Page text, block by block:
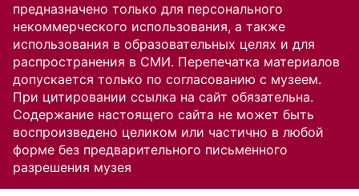
предназначено только для персонального
некоммерческого использования, а также
использования в образовательных целях и для
распространения в СМИ. Перепечатка материалов
допускается только по согласованию с музеем.
При цитировании ссылка на сайт обязательна.
Содержание настоящего сайта не может быть
воспроизведено целиком или частично в любой
форме без предварительного письменного
разрешения музея